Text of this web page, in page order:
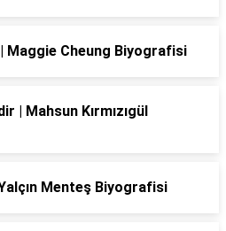
Maggie Cheung Biyografisi
| Mahsun Kırmızıgül
Menteş Biyografisi